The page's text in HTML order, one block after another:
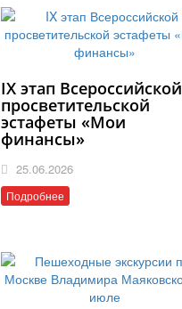
IX этап Всероссийской
просветительской
эстафеты «Мои
финансы»
25.06.2026
Подробнее